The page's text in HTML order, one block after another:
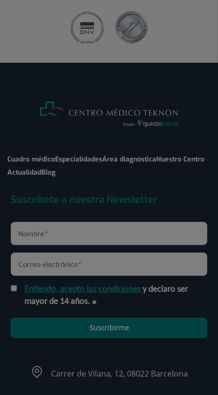
Cuadro médicoEspecialidadesÁrea diagnósticaNuestro Centro
ActualidadBlog
Suscríbete a nuestra Newsletter
Entiendo, acepto las condicionesy declaro ser
mayor de 14 años.
Suscribirme
Carrer de Vilana, 12, 08022 Barcelona